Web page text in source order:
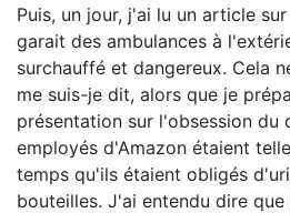
Puis, un jour, j'ai lu un article
garait des ambulances à
surchauffé et dangereux. Cela
me suis-je dit, alors que je
présentation sur l'obsession du
employés d'Amazon étaient
temps qu'ils étaient obligés
bouteilles. J'ai entendu dire